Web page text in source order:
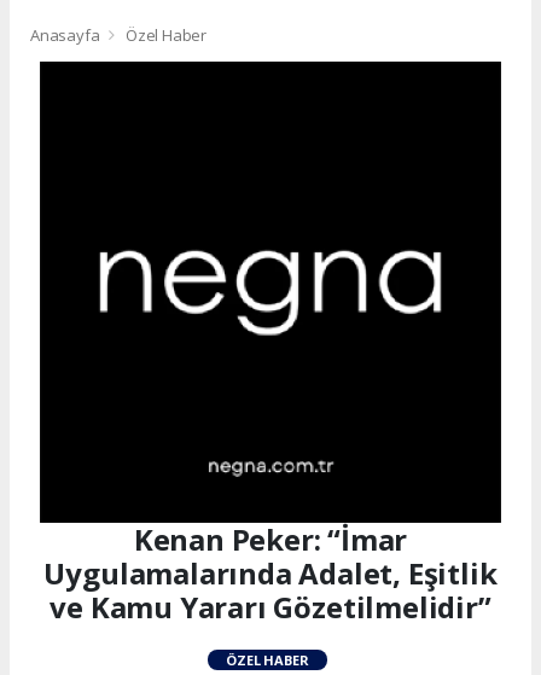
Anasayfa Özel Haber
Kenan Peker: “İmar
Uygulamalarında Adalet, Eşitlik
ve Kamu Yararı Gözetilmelidir”
ÖZEL HABER